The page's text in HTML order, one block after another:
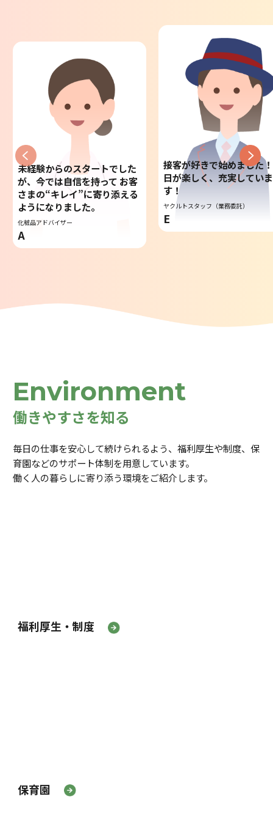
未経験からのスタートでした
が、今では自信を持って お客
さまの“キレイ”に寄り添える
ようになりました。
化粧品アドバイザー
A
接客が好きで始めました
日が楽しく、充実していま
す！
ヤクルトスタッフ（業務委託）
E
Environment
働きやすさを知る
毎日の仕事を安心して続けられるよう、福利厚生や制度、保
育園などのサポート体制を用意しています。
働く人の暮らしに寄り添う環境をご紹介します。
福利厚生・制度
保育園